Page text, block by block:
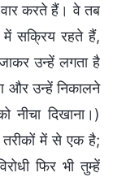
वार करते हैं। वे तब
सक्रिय रहते हैं,
उन्हें लगता है
और उन्हें निकालने
नीचा दिखाना।)
तरीकों में से एक है;
फिर भी तुम्हें